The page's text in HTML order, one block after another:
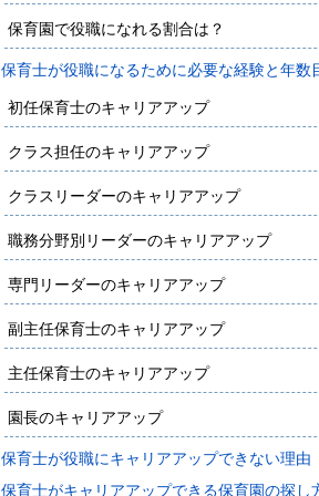
保育園で役職になれる割合は？
保育士が役職になるために必要な経験と年数
初任保育士のキャリアアップ
クラス担任のキャリアアップ
クラスリーダーのキャリアアップ
職務分野別リーダーのキャリアアップ
専門リーダーのキャリアアップ
副主任保育士のキャリアアップ
主任保育士のキャリアアップ
園長のキャリアアップ
保育士が役職にキャリアアップできない理由
保育士がキャリアアップできる保育園の探し